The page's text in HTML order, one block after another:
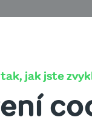
o
jak jste